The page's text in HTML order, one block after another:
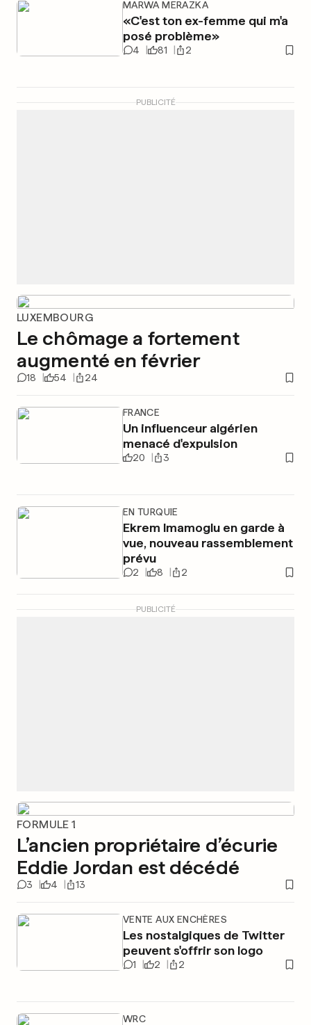
MARWA MERAZKA
«C'est ton ex-femme qui m'a
posé problème»
4 81 2
PUBLICITÉ
LUXEMBOURG
Le chômage a fortement
augmenté en février
18 54 24
FRANCE
Un influenceur algérien
menacé d'expulsion
20 3
EN TURQUIE
Ekrem Imamoglu en garde à
vue, nouveau rassemblement
prévu
2 8 2
PUBLICITÉ
FORMULE 1
L’ancien propriétaire d’écurie
Eddie Jordan est décédé
3 4 13
VENTE AUX ENCHÈRES
Les nostalgiques de Twitter
peuvent s'offrir son logo
1 2 2
WRC